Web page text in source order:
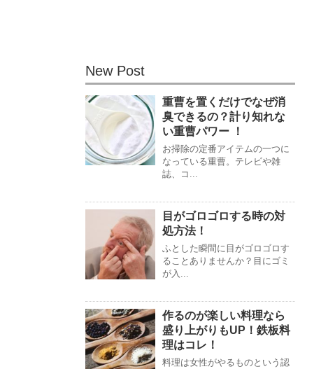
New Post
重曹を置くだけでなぜ消
臭できるの？計り知れな
い重曹パワー ！
お掃除の定番アイテムの一つに
なっている重曹。テレビや雑
誌、コ...
目がゴロゴロする時の対
処方法！
ふとした瞬間に目がゴロゴロす
ることありませんか？目にゴミ
が入...
作るのが楽しい料理なら
盛り上がりもUP！鉄板料
理はコレ！
料理は女性がやるものという認